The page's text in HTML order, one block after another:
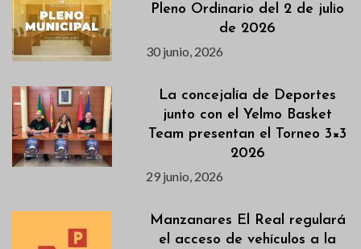
Pleno Ordinario del 2 de julio
de 2026
30 junio, 2026
La concejalía de Deportes
junto con el Yelmo Basket
Team presentan el Torneo 3×3
2026
29 junio, 2026
Manzanares El Real regulará
el acceso de vehículos a la